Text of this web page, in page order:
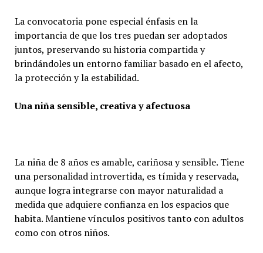
La convocatoria pone especial énfasis en la
importancia de que los tres puedan ser adoptados
juntos, preservando su historia compartida y
brindándoles un entorno familiar basado en el afecto,
la protección y la estabilidad.
Una niña sensible, creativa y afectuosa
La niña de 8 años es amable, cariñosa y sensible. Tiene
una personalidad introvertida, es tímida y reservada,
aunque logra integrarse con mayor naturalidad a
medida que adquiere confianza en los espacios que
habita. Mantiene vínculos positivos tanto con adultos
como con otros niños.